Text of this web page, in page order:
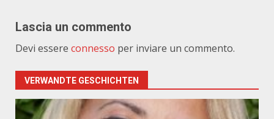
Lascia un commento
Devi essere connesso per inviare un commento.
VERWANDTE GESCHICHTEN